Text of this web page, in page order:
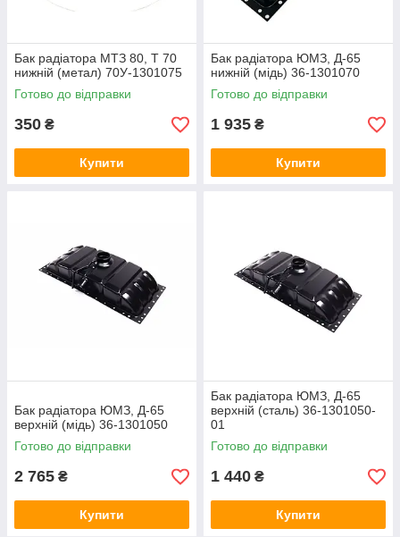
Бак радіатора МТЗ 80, Т 70
нижній (метал) 70У-1301075
Готово до відправки
350 ₴
Купити
Бак радіатора ЮМЗ, Д-65
нижній (мідь) 36-1301070
Готово до відправки
1 935 ₴
Купити
Бак радіатора ЮМЗ, Д-65
верхній (мідь) 36-1301050
Готово до відправки
2 765 ₴
Купити
Бак радіатора ЮМЗ, Д-65
верхній (сталь) 36-1301050-
01
Готово до відправки
1 440 ₴
Купити